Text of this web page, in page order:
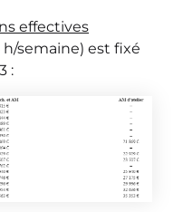
effectives
h/semaine) est fixé
: